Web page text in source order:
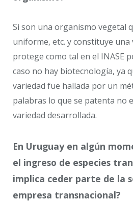
Si son una organismo vegetal
uniforme, etc. y constituye una
protege como tal en el INASE
caso no hay biotecnología, ya
variedad fue hallada por un
palabras lo que se patenta no
variedad desarrollada.
En Uruguay en algún
el ingreso de especies
implica ceder parte de la
empresa transnacional?